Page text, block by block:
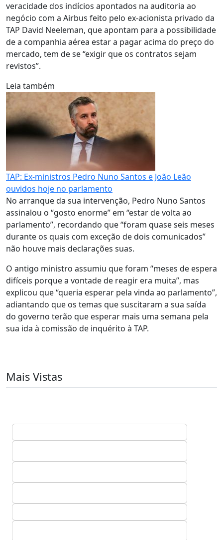
veracidade dos indícios apontados na auditoria ao
negócio com a Airbus feito pelo ex-acionista privado da
TAP David Neeleman, que apontam para a possibilidade
de a companhia aérea estar a pagar acima do preço do
mercado, tem de se “exigir que os contratos sejam
revistos”.
Leia também
TAP: Ex-ministros Pedro Nuno Santos e João Leão
ouvidos hoje no parlamento
No arranque da sua intervenção, Pedro Nuno Santos
assinalou o “gosto enorme” em “estar de volta ao
parlamento”, recordando que “foram quase seis meses
durante os quais com exceção de dois comunicados”
não houve mais declarações suas.
O antigo ministro assumiu que foram “meses de espera
difíceis porque a vontade de reagir era muita”, mas
explicou que “queria esperar pela vinda ao parlamento”,
adiantando que os temas que suscitaram a sua saída
do governo terão que esperar mais uma semana pela
sua ida à comissão de inquérito à TAP.
Mais Vistas